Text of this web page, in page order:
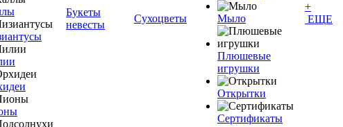
Букеты
невесты
Сухоцветы Мыло
Плюшевые
игрушки
Открытки
Сертификаты
+
ЕЩЕ